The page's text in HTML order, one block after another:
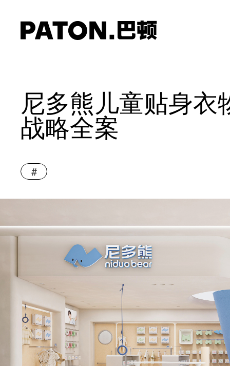
尼多熊儿童贴身衣
战略全案
#